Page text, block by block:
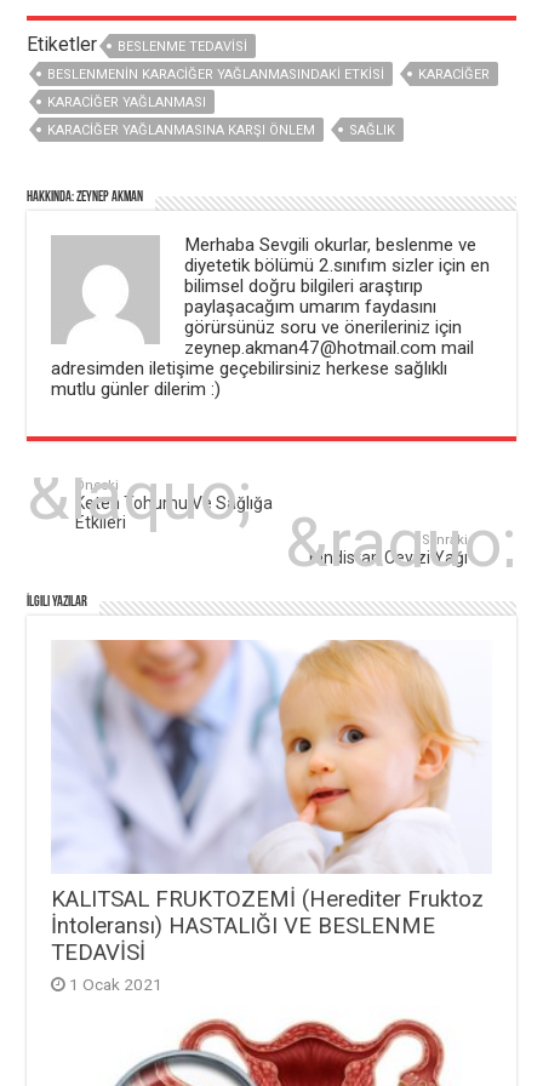
e
e
a
ç
ı
l
ı
r
)
ç
l
ı
r
)
Etiketler
BESLENME TEDAVISI
BESLENMENIN KARACIĞER YAĞLANMASINDAKI ETKISI
KARACIĞER
KARACIĞER YAĞLANMASI
KARACIĞER YAĞLANMASINA KARŞI ÖNLEM
SAĞLIK
Hakkında: Zeynep Akman
Merhaba Sevgili okurlar, beslenme ve
diyetetik bölümü 2.sınıfım sizler için en
bilimsel doğru bilgileri araştırıp
paylaşacağım umarım faydasını
görürsünüz soru ve önerileriniz için
zeynep.akman47@hotmail.com mail
adresimden iletişime geçebilirsiniz herkese sağlıklı
mutlu günler dilerim :)
Önceki
Keten Tohumu Ve Sağlığa
Etkileri
Sonraki
Hindistan Cevizi Yağı
İlgili Yazılar
KALITSAL FRUKTOZEMİ (Herediter Fruktoz
İntoleransı) HASTALIĞI VE BESLENME
TEDAVİSİ
1 Ocak 2021